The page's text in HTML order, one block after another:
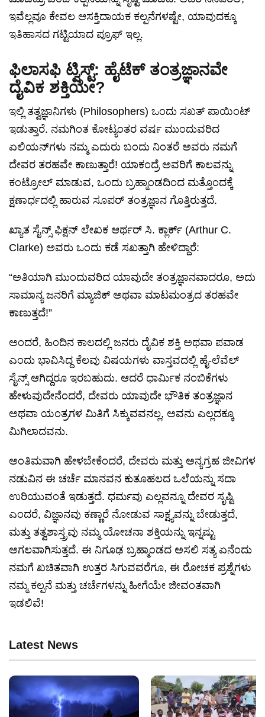
ಇವೆಲ್ಲವೂ ಕೇವಲ ಆಸಕ್ತಿದಾಯಕ ಕಲ್ಪನೆಗಳಷ್ಟೇ, ಯಾವುದಕ್ಕೂ
ಇತಿಹಾಸದ ಗಟ್ಟಿಯಾದ ಪ್ರೂಫ್ ಇಲ್ಲ.
ಫಿಲಾಸಫಿ ಟ್ವಿಸ್ಟ್: ಹೈಟೆಕ್ ತಂತ್ರಜ್ಞಾನವೇ
ದೈವಿಕ ಶಕ್ತಿಯೇ?
ಇಲ್ಲಿ ತತ್ವಜ್ಞಾನಿಗಳು (Philosophers) ಒಂದು ಸಖತ್ ಪಾಯಿಂಟ್
ಇಡುತ್ತಾರೆ. ನಮಗಿಂತ ಕೋಟ್ಯಂತರ ವರ್ಷ ಮುಂದುವರಿದ
ಏಲಿಯನ್‌ಗಳು ನಮ್ಮ ಎದುರು ಬಂದು ನಿಂತರೆ ಅವರು ನಮಗೆ
ದೇವರ ತರಹವೇ ಕಾಣುತ್ತಾರೆ! ಯಾಕಂದ್ರೆ ಅವರಿಗೆ ಕಾಲವನ್ನು
ಕಂಟ್ರೋಲ್ ಮಾಡುವ, ಒಂದು ಬ್ರಹ್ಮಾಂಡದಿಂದ ಮತ್ತೊಂದಕ್ಕೆ
ಕ್ಷಣಾರ್ಧದಲ್ಲಿ ಹಾರುವ ಸೂಪರ್ ತಂತ್ರಜ್ಞಾನ ಗೊತ್ತಿರುತ್ತದೆ.
ಖ್ಯಾತ ಸೈನ್ಸ್ ಫಿಕ್ಷನ್ ಲೇಖಕ ಆರ್ಥರ್ ಸಿ. ಕ್ಲಾರ್ಕ್ (Arthur C.
Clarke) ಅವರು ಒಂದು ಕಡೆ ಸಖತ್ತಾಗಿ ಹೇಳಿದ್ದಾರೆ:
“ಅತಿಯಾಗಿ ಮುಂದುವರಿದ ಯಾವುದೇ ತಂತ್ರಜ್ಞಾನವಾದರೂ, ಅದು
ಸಾಮಾನ್ಯ ಜನರಿಗೆ ಮ್ಯಾಜಿಕ್ ಅಥವಾ ಮಾಟಮಂತ್ರದ ತರಹವೇ
ಕಾಣುತ್ತದೆ!”
ಅಂದರೆ, ಹಿಂದಿನ ಕಾಲದಲ್ಲಿ ಜನರು ದೈವಿಕ ಶಕ್ತಿ ಅಥವಾ ಪವಾಡ
ಎಂದು ಭಾವಿಸಿದ್ದ ಕೆಲವು ವಿಷಯಗಳು ವಾಸ್ತವದಲ್ಲಿ ಹೈ-ಲೆವೆಲ್
ಸೈನ್ಸ್ ಆಗಿದ್ದರೂ ಇರಬಹುದು. ಆದರೆ ಧಾರ್ಮಿಕ ನಂಬಿಕೆಗಳು
ಹೇಳುವುದೇನೆಂದರೆ, ದೇವರು ಯಾವುದೇ ಭೌತಿಕ ತಂತ್ರಜ್ಞಾನ
ಅಥವಾ ಯಂತ್ರಗಳ ಮಿತಿಗೆ ಸಿಕ್ಕುವವನಲ್ಲ, ಅವನು ಎಲ್ಲದಕ್ಕೂ
ಮಿಗಿಲಾದವನು.
ಅಂತಿಮವಾಗಿ ಹೇಳಬೇಕೆಂದರೆ, ದೇವರು ಮತ್ತು ಅನ್ಯಗ್ರಹ ಜೀವಿಗಳ
ನಡುವಿನ ಈ ಚರ್ಚೆ ಮಾನವನ ಕುತೂಹಲದ ಒಲೆಯನ್ನು ಸದಾ
ಉರಿಯುವಂತೆ ಇಡುತ್ತದೆ. ಧರ್ಮವು ಎಲ್ಲವನ್ನೂ ದೇವರ ಸೃಷ್ಟಿ
ಎಂದರೆ, ವಿಜ್ಞಾನವು ಕಣ್ಣಾರೆ ನೋಡುವ ಸಾಕ್ಷ್ಯವನ್ನು ಬೇಡುತ್ತದೆ,
ಮತ್ತು ತತ್ವಶಾಸ್ತ್ರವು ನಮ್ಮ ಯೋಚನಾ ಶಕ್ತಿಯನ್ನು ಇನ್ನಷ್ಟು
ಅಗಲವಾಗಿಸುತ್ತದೆ. ಈ ನಿಗೂಢ ಬ್ರಹ್ಮಾಂಡದ ಅಸಲಿ ಸತ್ಯ ಏನೆಂದು
ನಮಗೆ ಖಚಿತವಾಗಿ ಉತ್ತರ ಸಿಗುವವರೆಗೂ, ಈ ರೋಚಕ ಪ್ರಶ್ನೆಗಳು
ನಮ್ಮ ಕಲ್ಪನೆ ಮತ್ತು ಚರ್ಚೆಗಳನ್ನು ಹೀಗೆಯೇ ಜೀವಂತವಾಗಿ
ಇಡಲಿವೆ!
Latest News